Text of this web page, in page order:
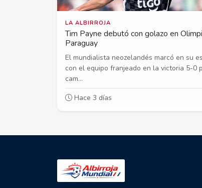
LA ALBIRROJA
Tim Payne debutó con golazo en
Paraguay
El mundialista neozelandés marcó en su
con el equipo franjeado en la victoria 5-0
cam...
Hace 3 días